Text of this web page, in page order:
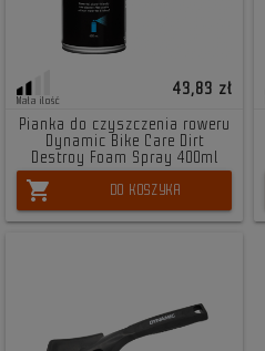
Mała ilość
43,83 zł
Pianka do czyszczenia roweru
Dynamic Bike Care Dirt
Destroy Foam Spray 400ml
shopping_cart DO KOSZYKA